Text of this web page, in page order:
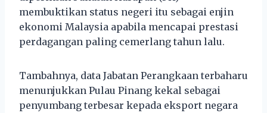
membuktikan status negeri itu sebagai enjin
ekonomi Malaysia apabila mencapai prestasi
perdagangan paling cemerlang tahun lalu.
Tambahnya, data Jabatan Perangkaan terbaharu
menunjukkan Pulau Pinang kekal sebagai
penyumbang terbesar kepada eksport negara